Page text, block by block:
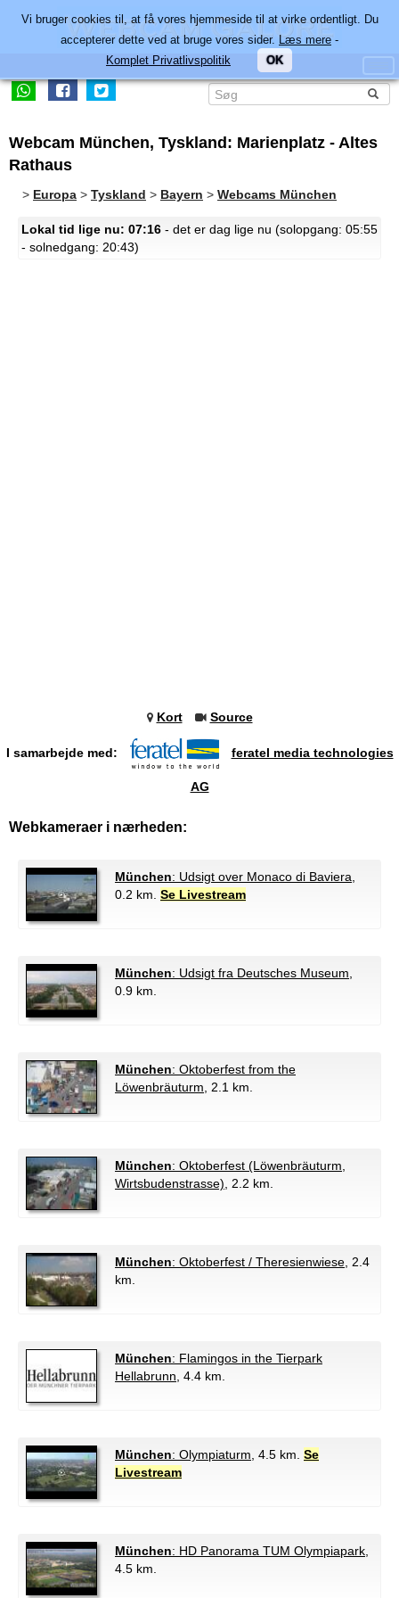
Webcam München, Tyskland: Marienplatz - Altes
Rathaus
> Europa > Tyskland > Bayern > Webcams München
Lokal tid lige nu: 07:16 - det er dag lige nu (solopgang: 05:55
- solnedgang: 20:43)
Kort Source
I samarbejde med: feratel media technologies
AG
Webkameraer i nærheden:
München: Udsigt over Monaco di Baviera
0.2 km. Se Livestream
München: Udsigt fra Deutsches Museum
0.9 km.
München: Oktoberfest from the
Löwenbräuturm , 2.1 km.
München: Oktoberfest (Löwenbräuturm,
Wirtsbudenstrasse) , 2.2 km.
München: Oktoberfest / Theresienwiese , 2.4
km.
München: Flamingos in the Tierpark
Hellabrunn , 4.4 km.
München: Olympiaturm , 4.5 km. Se
Livestream
München: HD Panorama TUM Olympiapark
4.5 km.
Vi bruger cookies til, at få vores hjemmeside til at virke ordentligt. Du
accepterer dette ved at bruge vores sider. Læs mere -
Komplet Privatlivspolitik
OK